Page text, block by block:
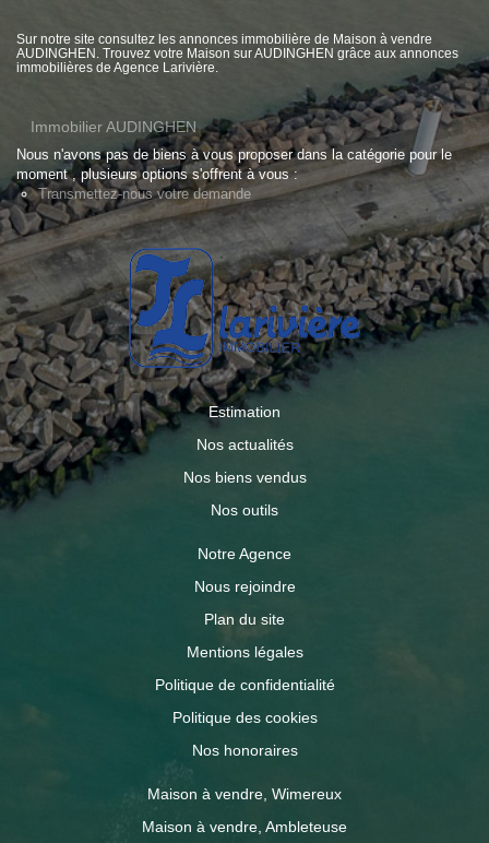
Sur notre site consultez les annonces immobilière de Maison à vendre
AUDINGHEN. Trouvez votre Maison sur AUDINGHEN grâce aux annonces
immobilières de Agence Larivière.
Immobilier AUDINGHEN
Nous n'avons pas de biens à vous proposer dans la catégorie pour le
moment , plusieurs options s'offrent à vous :
Transmettez-nous votre demande
Estimation
Nos actualités
Nos biens vendus
Nos outils
Notre Agence
Nous rejoindre
Plan du site
Mentions légales
Politique de confidentialité
Politique des cookies
Nos honoraires
Maison à vendre, Wimereux
Maison à vendre, Ambleteuse